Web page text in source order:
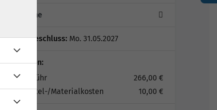
5 Termine
Anmeldeschluss: Mo. 31.05.2027
Gebühren:
Kursgebühr
266,00 €
Lernmittel-/Materialkosten
10,00 €